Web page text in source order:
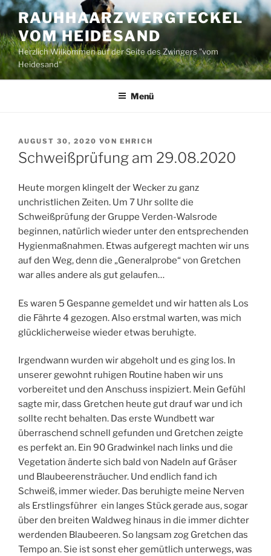
Zum
Inhalt
springen
RAUHHAARZWERGTECKEL
VOM HEIDESAND
Herzlich Wilkommen auf der Seite des Zwingers "vom
Heidesand"
Menü
VERÖFFENTLICHT
AM
AUGUST 30, 2020 VON EHRICH
Schweißprüfung am 29.08.2020
Heute morgen klingelt der Wecker zu ganz
unchristlichen Zeiten. Um 7 Uhr sollte die
Schweißprüfung der Gruppe Verden-Walsrode
beginnen, natürlich wieder unter den entsprechenden
Hygienmaßnahmen. Etwas aufgeregt machten wir uns
auf den Weg, denn die „Generalprobe“ von Gretchen
war alles andere als gut gelaufen…
Es waren 5 Gespanne gemeldet und wir hatten als Los
die Fährte 4 gezogen. Also erstmal warten, was mich
glücklicherweise wieder etwas beruhigte.
Irgendwann wurden wir abgeholt und es ging los. In
unserer gewohnt ruhigen Routine haben wir uns
vorbereitet und den Anschuss inspiziert. Mein Gefühl
sagte mir, dass Gretchen heute gut drauf war und ich
sollte recht behalten. Das erste Wundbett war
überraschend schnell gefunden und Gretchen zeigte
es perfekt an. Ein 90 Gradwinkel nach links und die
Vegetation änderte sich bald von Nadeln auf Gräser
und Blaubeerensträucher. Und endlich fand ich
Schweiß, immer wieder. Das beruhigte meine Nerven
als Erstlingsführer ein langes Stück gerade aus, sogar
über den breiten Waldweg hinaus in die immer dichter
werdenden Blaubeeren. So langsam zog Gretchen das
Tempo an. Sie ist sonst eher gemütlich unterwegs, was